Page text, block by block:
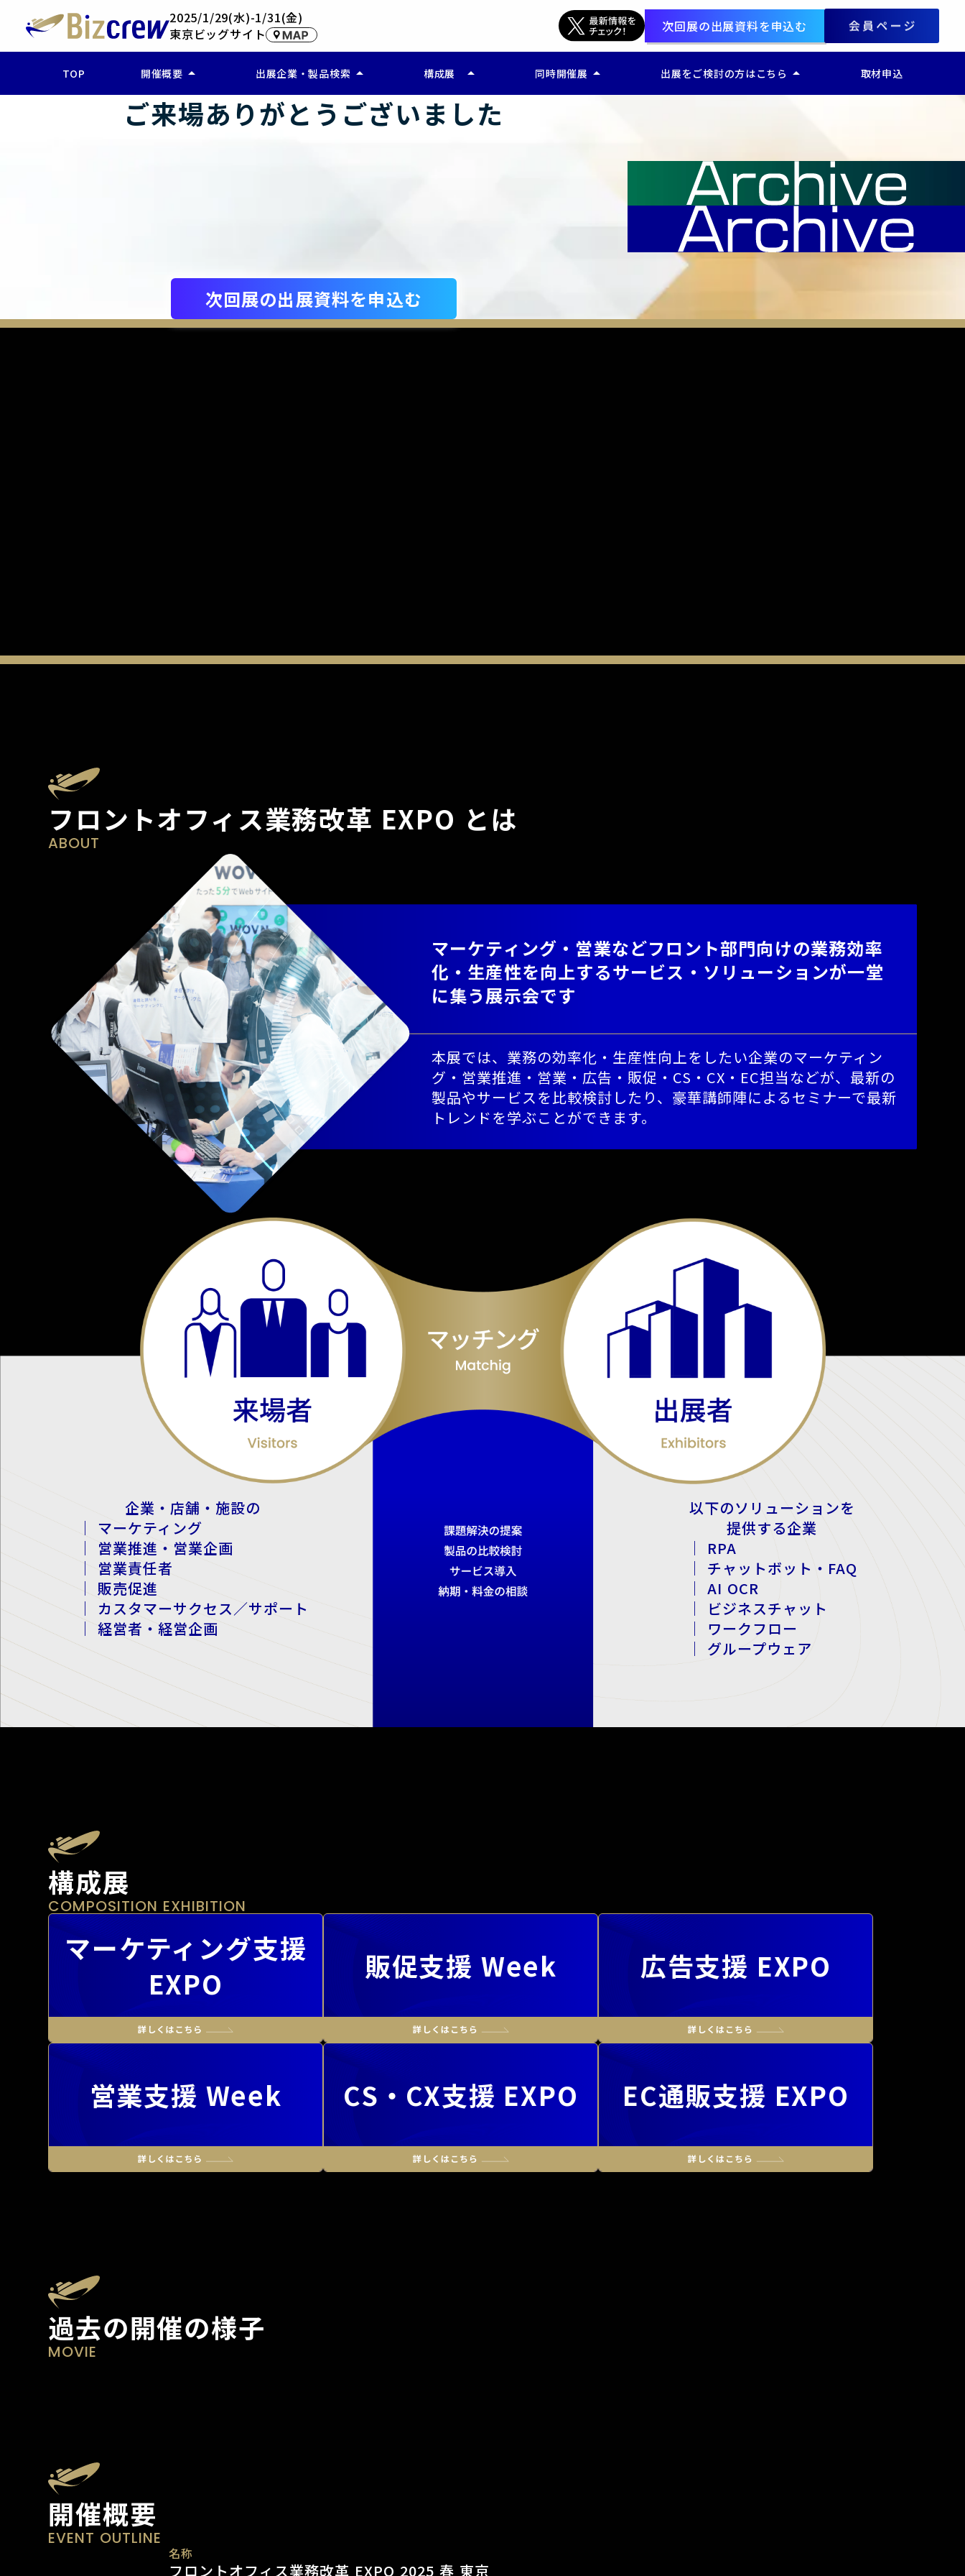
2025/1/29(水)-1/31(金)
東京ビッグサイト
次回展の出展資料を申込む
TOP 開催概要 arrow_drop_up
ー 開催概要
ー アクセス
出展企業・製品検索 arrow_drop_up
ー 企業検索(公開終了)
ー 製品・サービス検索(公開終了)
ー 出展製品を比較する(公開終了)
構成展 arrow_drop_up
ー マーケティング支援 EXPO
ー 販促支援 Week
ー 広告支援 EXPO
同時開催展 arrow_drop_up 出展をご検討の方はこちら arrow_drop_up
ー CS・CX支援 EXPO
ー EC通販支援 EXPO
取材申込
ご来場ありがとうございました
次回展の出展資料を申込む
フロントオフィス業務改革 EXPO とは
ABOUT
マーケティング・営業などフロント部門向けの業務効率
化・生産性を向上するサービス・ソリューションが一堂
に集う展示会です
本展では、業務の効率化・生産性向上をしたい企業のマーケティン
グ・営業推進・営業・広告・販促・CS・CX・EC担当などが、最新の
製品やサービスを比較検討したり、豪華講師陣によるセミナーで最新
トレンドを学ぶことができます。
企業・店舗・施設の
｜ マーケティング
｜ 営業推進・営業企画
｜ 営業責任者
｜ 販売促進
｜ カスタマーサクセス／サポート
｜ 経営者・経営企画
以下のソリューションを
提供する企業
｜ RPA
｜ チャットボット・FAQ
｜ AI OCR
｜ ビジネスチャット
｜ ワークフロー
｜ グループウェア
構成展
COMPOSITION EXHIBITION
マーケティング支援
EXPO
販促支援 Week 広告支援 EXPO
営業支援 Week CS・CX支援 EXPO EC通販支援 EXPO
過去の開催の様子
MOVIE
開催概要
EVENT OUTLINE
名称
フロントオフィス業務改革 EXPO 2025 春 東京